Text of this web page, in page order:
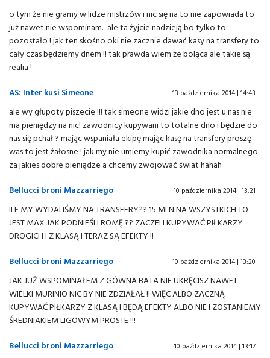
o tym że nie gramy w lidze mistrzów i nic się na to nie zapowiada to
już nawet nie wspominam... ale ta żyjcie nadzieją bo tylko to
pozostało ! jak ten skośno oki nie zacznie dawać kasy na transfery to
cały czas będziemy dnem !! tak prawda wiem że boląca ale takie są
realia !
AS: Inter kusi Simeone
13 października 2014 | 14:43
ale wy głupoty piszecie !!! tak simeone widzi jakie dno jest u nas nie
ma pieniędzy na nic! zawodnicy kupywani to totalne dno i będzie do
nas się pchał ? mając wspaniała ekipę mając kasę na transfery proszę
was to jest żałosne ! jak my nie umiemy kupić zawodnika normalnego
za jakies dobre pieniądze a chcemy zwojować świat hahah
Bellucci broni Mazzarriego
10 października 2014 | 13:21
ILE MY WYDALIŚMY NA TRANSFERY?? 15 MLN NA WSZYSTKICH TO
JEST MAX JAK PODNIEŚLI ROMĘ ?? ZACZELI KUPYWAĆ PIŁKARZY
DROGICH I Z KLASĄ I TERAZ SĄ EFEKTY !!
Bellucci broni Mazzarriego
10 października 2014 | 13:20
JAK JUŻ WSPOMINAŁEM Z GÓWNA BATA NIE UKRĘCISZ NAWET
WIELKI MURINIO NIC BY NIE ZDZIAŁAŁ !! WIĘC ALBO ZACZNĄ
KUPYWAĆ PIŁKARZY Z KLASĄ I BĘDĄ EFEKTY ALBO NIE I ZOSTANIEMY
ŚREDNIAKIEM LIGOWYM PROSTE !!!
Bellucci broni Mazzarriego
10 października 2014 | 13:17